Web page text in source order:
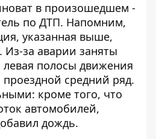
в произошедшем -
по ДТП. Напомним,
указанная выше,
Из-за аварии заняты
левая полосы движения
проездной средний ряд.
кроме того, что
автомобилей,
дождь.